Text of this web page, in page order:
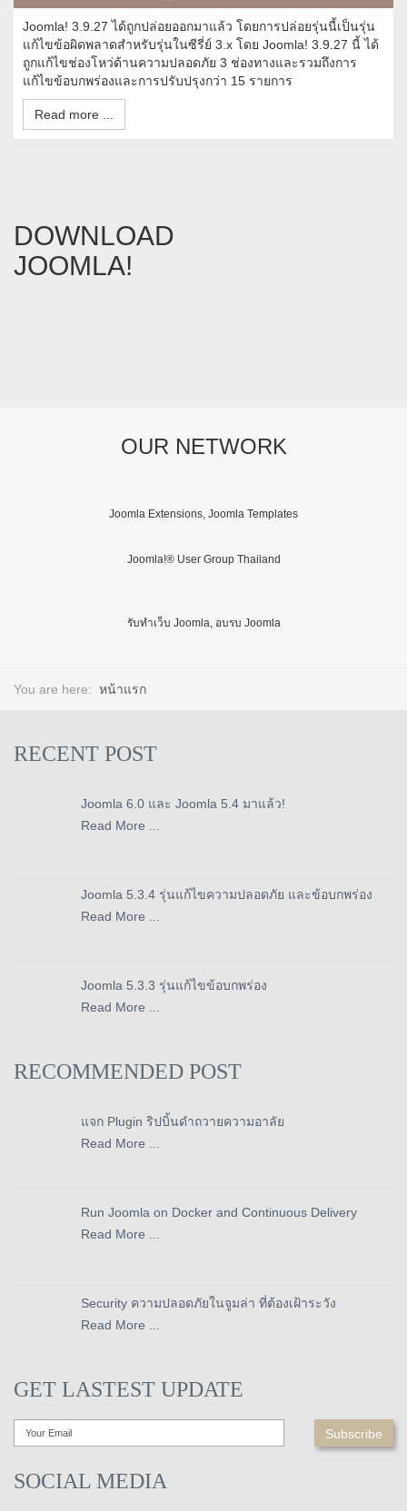
Joomla! 3.9.27 ได้ถูกปล่อยออกมาแล้ว โดยการปล่อยรุ่นนี้เป็นรุ่น
แก้ไขข้อผิดพลาดสำหรับรุ่นในซีรี่ย์ 3.x โดย Joomla! 3.9.27 นี้ ได้
ถูกแก้ไขช่องโหว่ด้านความปลอดภัย 3 ช่องทางและรวมถึงการ
แก้ไขข้อบกพร่องและการปรับปรุงกว่า 15 รายการ
Read more ...
DOWNLOAD
JOOMLA!
OUR NETWORK
Joomla Extensions, Joomla Templates
Joomla!® User Group Thailand
รับทำเว็บ Joomla, อบรบ Joomla
You are here: หน้าแรก
RECENT POST
Joomla 6.0 และ Joomla 5.4 มาแล้ว!
Read More ...
Joomla 5.3.4 รุ่นแก้ไขความปลอดภัย และข้อบกพร่อง
Read More ...
Joomla 5.3.3 รุ่นแก้ไขข้อบกพร่อง
Read More ...
RECOMMENDED POST
แจก Plugin ริปบิ้นดำถวายความอาลัย
Read More ...
Run Joomla on Docker and Continuous Delivery
Read More ...
Security ความปลอดภัยในจูมล่า ที่ต้องเฝ้าระวัง
Read More ...
GET LASTEST UPDATE
SOCIAL MEDIA